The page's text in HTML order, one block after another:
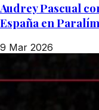
Audrey Pascual
España en
9 Mar 2026